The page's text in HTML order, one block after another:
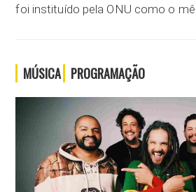
foi instituído pela ONU como o
MÚSICA PROGRAMAÇÃO